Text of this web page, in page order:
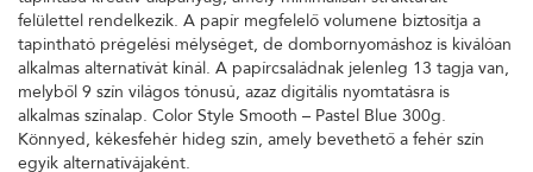
felülettel rendelkezik. A papír megfelelő volumene biztosítja a
tapintható prégelési mélységet, de dombornyomáshoz is kiválóan
alkalmas alternatívát kínál. A papírcsaládnak jelenleg 13 tagja van,
melyből 9 szín világos tónusú, azaz digitális nyomtatásra is
alkalmas színalap. Color Style Smooth – Pastel Blue 300g.
Könnyed, kékesfehér hideg szín, amely bevethető a fehér szín
egyik alternatívájaként.